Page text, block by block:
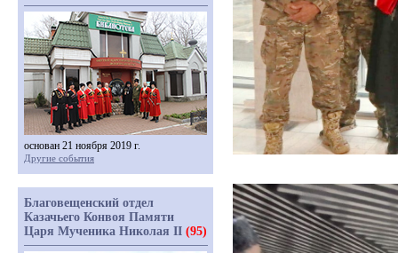
основан 21 ноября 2019 г.
Другие события
Благовещенский отдел
Казачьего Конвоя Памяти
Царя Мученика Николая II (95)